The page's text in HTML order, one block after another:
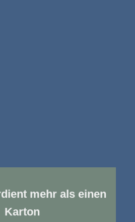
mehr als einen
Karton